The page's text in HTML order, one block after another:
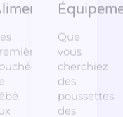
Que
vous
cherchiez
des
poussettes,
des